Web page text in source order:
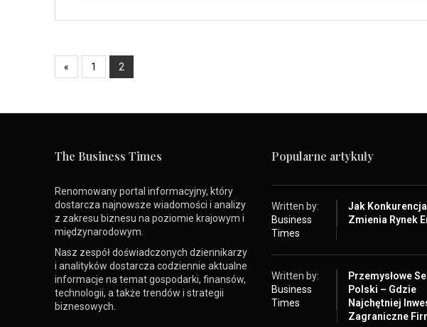
« 1 2
The Business Times
Renomowany portal informacyjny, który
dostarcza najnowsze wiadomości i analizy
z zakresu biznesu na poziomie krajowym i
międzynarodowym.
Nasz zespół doświadczonych dziennikarzy
i analityków dostarcza codziennie aktualne
informacje na temat gospodarki, finansów,
technologii, a także trendów i strategii
biznesowych.
Popularne artykuły
Written by:
Business
Times
Jak Konkurencja
Zmienia Rynek
Written by:
Business
Times
Przemysłowe
Polski – Gdzie
Najchętniej
Zagraniczne